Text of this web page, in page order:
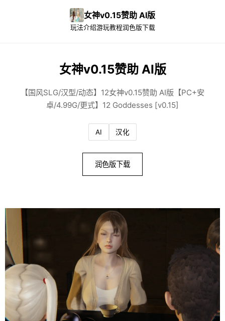
女神v0.15赞助 AI版
玩法介绍游玩教程润色版下载
女神v0.15赞助 AI版
【国风SLG/汉型/动态】12女神v0.15赞助 AI版【PC+安
卓/4.99G/更式】12 Goddesses [v0.15]
AI 汉化
润色版下载